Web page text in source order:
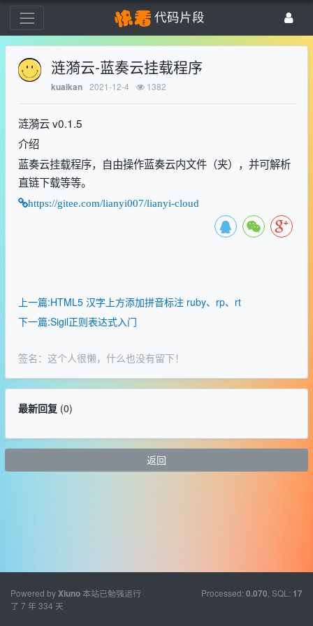
代码片段
涟漪云-蓝奏云挂载程序
kuaikan 2021-12-4 1382
涟漪云 v0.1.5
介绍
蓝奏云挂载程序，自由操作蓝奏云内文件（夹），并可解析
直链下载等等。
https://gitee.com/lianyi007/lianyi-cloud
上一篇:HTML5 汉字上方添加拼音标注 ruby、rp、rt
下一篇:Sigil正则表达式入门
签名：这个人很懒，什么也没有留下！
最新回复(0)
返回
Powered byXiuno本站已勉强运行
了 7 年 334 天
Processed: 0.070 , SQL: 17